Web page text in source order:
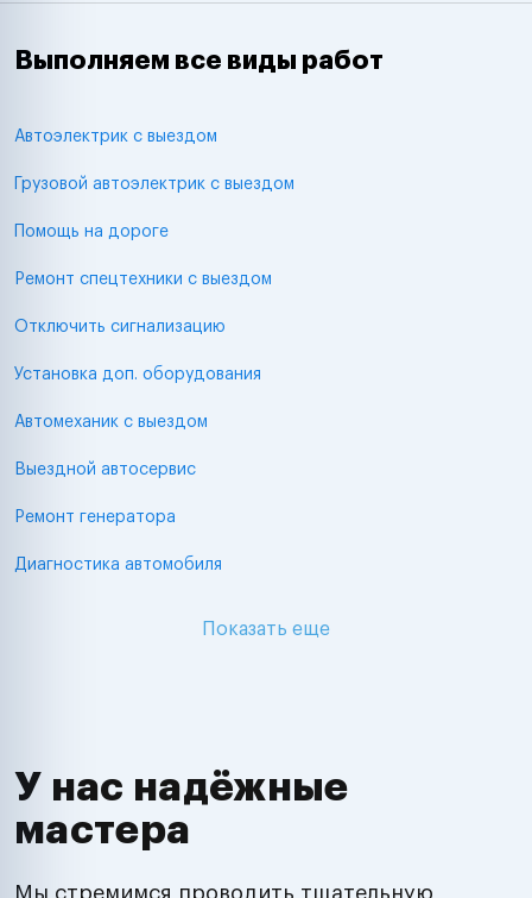
Выполняем все виды работ
Автоэлектрик с выездом
Грузовой автоэлектрик с выездом
Помощь на дороге
Ремонт спецтехники с выездом
Отключить сигнализацию
Установка доп. оборудования
Автомеханик с выездом
Выездной автосервис
Ремонт генератора
Диагностика автомобиля
Показать еще
У нас надёжные
мастера
Мы стремимся проводить тщательную